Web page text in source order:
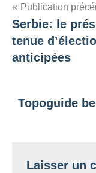
de
l’article
Publication
Serbie: le
tenue
anticipées
Topoguide
Laisser un